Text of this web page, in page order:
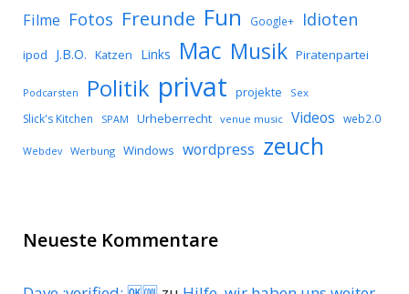
Filme Fotos Freunde Fun Google+ Idioten
ipod J.B.O. Katzen Links Mac Musik Piratenpartei
Podcarsten Politik privat projekte Sex
Slick's Kitchen SPAM Urheberrecht venue music Videos web2.0
Webdev Werbung Windows wordpress zeuch
Neueste Kommentare